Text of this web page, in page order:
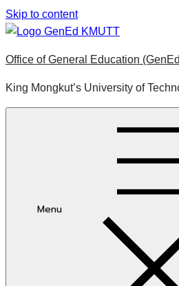
Skip to content
Office of General Education
King Mongkut’s University of
Menu